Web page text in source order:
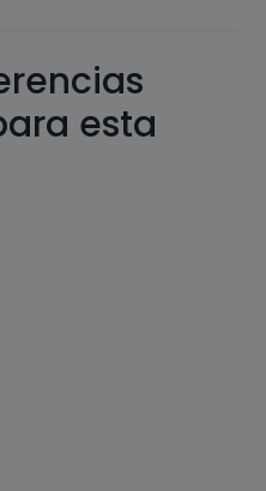
nutricional
muchas más
PLUS.
PLUS
esta